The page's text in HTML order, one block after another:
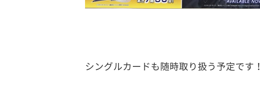
シングルカードも随時取り扱う予定です！